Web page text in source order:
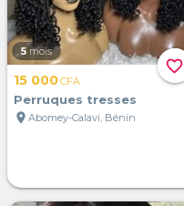
favorite_border
5 mois
15 000CFA
Perruques tresses
location_on Abomey-Calavi, Bénin